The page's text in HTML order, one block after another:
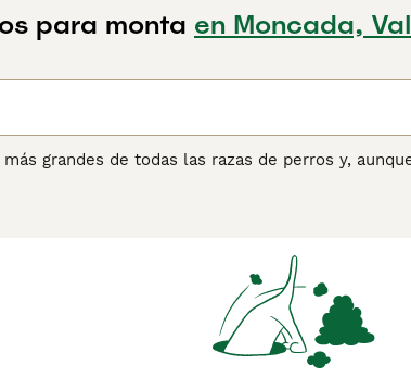
para monta en Moncada,
grandes de todas las razas de perros y,
el Lebrel Irlandés es grande, son perros
para obtener